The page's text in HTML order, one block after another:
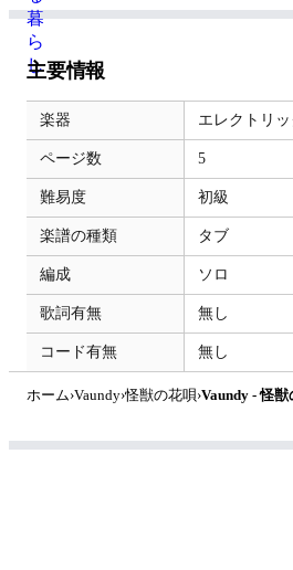
主要情報
楽器 エレクトリ
ページ数 5
難易度 初級
楽譜の種類 タブ
編成 ソロ
歌詞有無 無し
コード有無 無し
ホーム›Vaundy›怪獣の花唄›Vaundy - 怪